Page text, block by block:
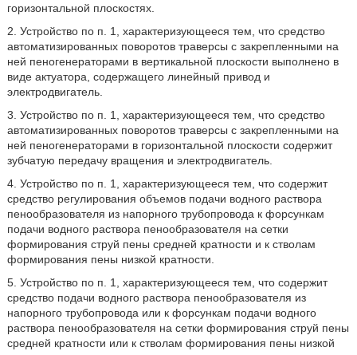
горизонтальной плоскостях.
2. Устройство по п. 1, характеризующееся тем, что средство
автоматизированных поворотов траверсы с закрепленными на
ней пеногенераторами в вертикальной плоскости выполнено в
виде актуатора, содержащего линейный привод и
электродвигатель.
3. Устройство по п. 1, характеризующееся тем, что средство
автоматизированных поворотов траверсы с закрепленными на
ней пеногенераторами в горизонтальной плоскости содержит
зубчатую передачу вращения и электродвигатель.
4. Устройство по п. 1, характеризующееся тем, что содержит
средство регулирования объемов подачи водного раствора
пенообразователя из напорного трубопровода к форсункам
подачи водного раствора пенообразователя на сетки
формирования струй пены средней кратности и к стволам
формирования пены низкой кратности.
5. Устройство по п. 1, характеризующееся тем, что содержит
средство подачи водного раствора пенообразователя из
напорного трубопровода или к форсункам подачи водного
раствора пенообразователя на сетки формирования струй пены
средней кратности или к стволам формирования пены низкой